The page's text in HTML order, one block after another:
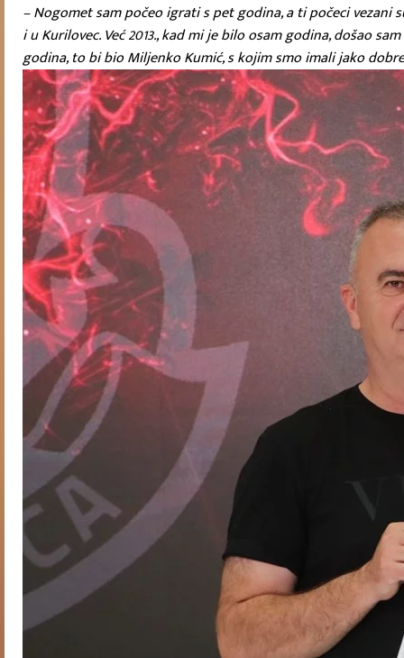
– Nogomet sam počeo igrati s pet godina, a ti počeci vezani
i u Kurilovec. Već 2013., kad mi je bilo osam godina, došao
godina, to bi bio Miljenko Kumić, s kojim smo imali jako